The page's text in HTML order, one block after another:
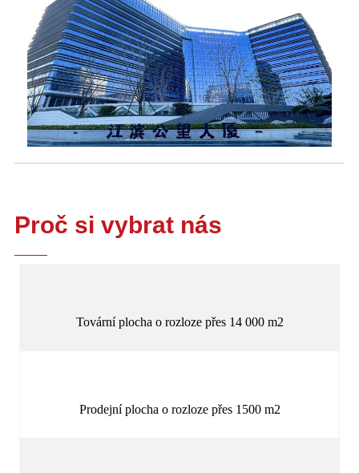
Proč si vybrat nás
Tovární plocha o rozloze přes 14 000 m2
Prodejní plocha o rozloze přes 1500 m2